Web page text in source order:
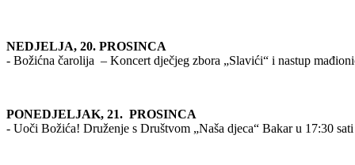
NEDJELJA, 20. PROSINCA
- Božićna čarolija – Koncert dječjeg zbora „Slavići“ i nastup
PONEDJELJAK, 21. PROSINCA
- Uoči Božića! Druženje s Društvom „Naša djeca“ Bakar u 17:30